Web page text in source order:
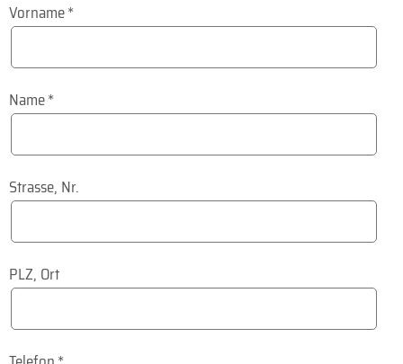
Vorname*
Name*
Strasse, Nr.
PLZ, Ort